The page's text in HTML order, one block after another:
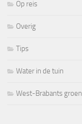
Op reis
Overig
Tips
Water in de tuin
West-Brabants groen